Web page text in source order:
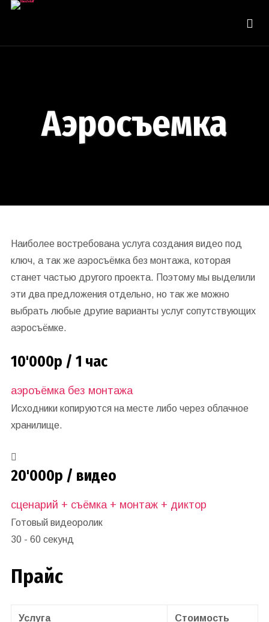
Аэросъемка
Наиболее востребована услуга создания видео под
ключ, а так же аэросъёмка без монтажа, которая
станет частью другого проекта. Поэтому мы выделили
эти два предложения отдельно, но так же можно
выбрать любые другие варианты услуг сопутствующих
аэросъёмке.
10'000р / 1 час
аэроъёмка без монтажа
Исходники копируются на месте либо через облачное
хранилище.
20'000р / видео
сценарий + съёмка + монтаж + диктор
Готовый видеоролик
30 - 60 секунд
Прайс
Услуга Стоимость